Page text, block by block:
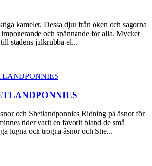
kameler. Dessa djur från öken och sagorna
och spännande för alla. Mycket
stadens julkrubba el...
och Shetlandponnies Ridning på åsnor för
tider varit en favorit bland de små
lugna och trogna åsnor och She...